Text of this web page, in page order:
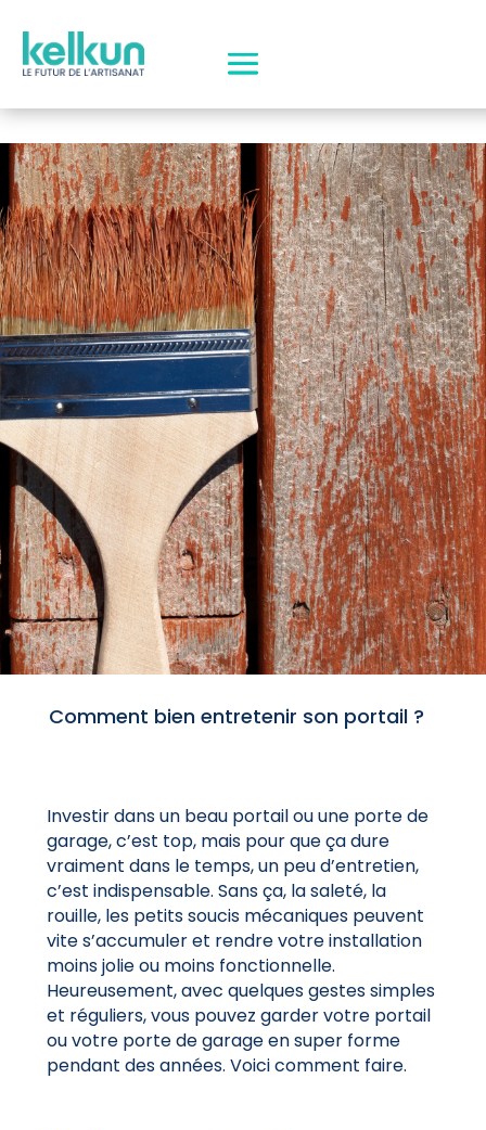
Comment bien entretenir son portail ?
Investir dans un beau portail ou une porte de
garage, c’est top, mais pour que ça dure
vraiment dans le temps, un peu d’entretien,
c’est indispensable. Sans ça, la saleté, la
rouille, les petits soucis mécaniques peuvent
vite s’accumuler et rendre votre installation
moins jolie ou moins fonctionnelle.
Heureusement, avec quelques gestes simples
et réguliers, vous pouvez garder votre portail
ou votre porte de garage en super forme
pendant des années. Voici comment faire.